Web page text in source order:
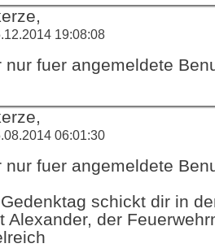
19:08:08
nur fuer angemeldete
06:01:30
nur fuer angemeldete
schickt dir in
Alexander, der